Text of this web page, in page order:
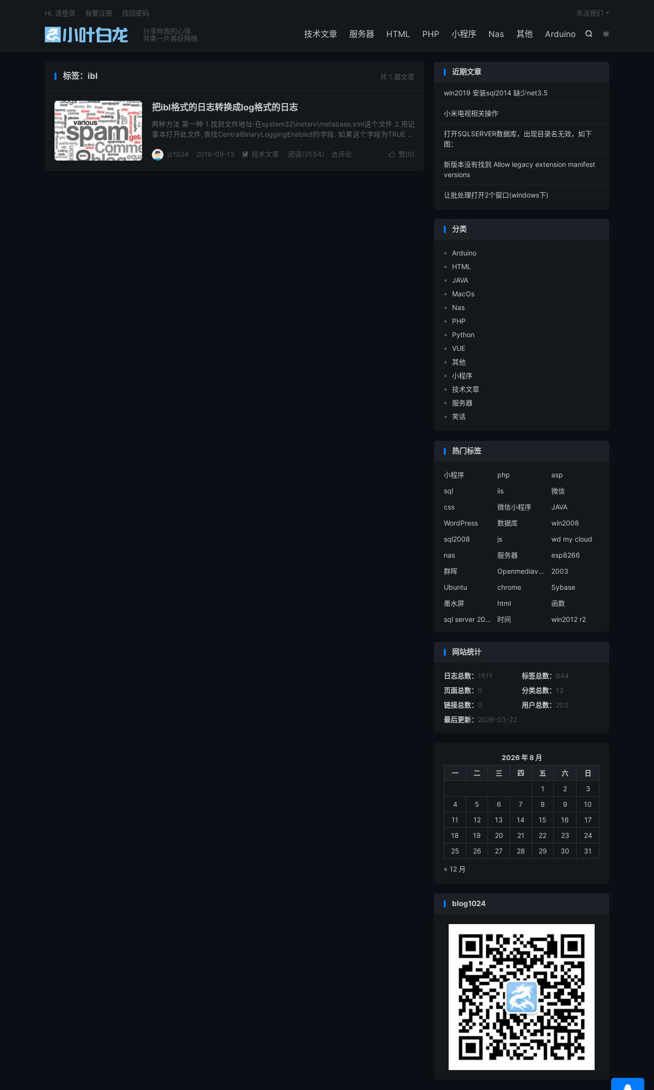
分享你我的心得.
共乘一片美好网络.


技术文章 服务器 HTML PHP 小程序 Nas 其他 Arduino
关注我们
Hi, 请登录 我要注册 找回密码
共 1 篇文章
标签：ibl
把ibl格式的日志转换成log格式的日志
两种方法 第一种 1.找到文件地址:在system32\inetsrv\metabase.xml这个文件 2.用记
事本打开此文件,查找CentralBinaryLoggingEnabled的字段. 如果这个字段为TRUE 应
 赞(0)
jz1024 2016-09-13  技术文章 阅读(3554) 去评论
近期文章
win2019 安装sql2014 缺少net3.5
小米电视相关操作
打开SQLSERVER数据库，出现目录名无效，如下
图：
新版本没有找到 Allow legacy extension manifest
versions
让批处理打开2个窗口(windows下)
分类
Arduino
HTML
JAVA
MacOs
Nas
PHP
Python
VUE
其他
小程序
技术文章
服务器
笑话
热门标签
小程序 php
asp
sql
iis
微信
css
微信小程序
JAVA
WordPress
数据库
win2008
sql2008
js
wd my cloud
nas
服务器
esp8266
群晖
Openmediavault
2003
Ubuntu
chrome
Sybase
墨水屏
html
函数
sql server 2008
时间 win2012 r2
网站统计
日志总数： 1511 标签总数： 644
页面总数： 0 分类总数： 13
链接总数： 0 用户总数： 203
最后更新： 2026-03-22
2026 年 8 月
一
二 三 四 五 六
日
1
2
3
4
5 6 7 8 9
10
11
12 13 14 15 16
17
18
19 20 21 22 23
24
25
26 27 28 29 30 31
« 12 月
blog1024